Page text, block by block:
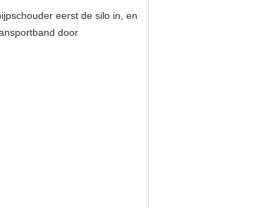
eerst de silo in, en
door